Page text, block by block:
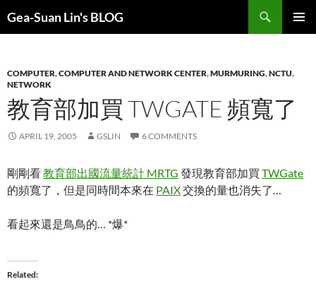
Gea-Suan Lin's BLOG
COMPUTER,COMPUTER AND NETWORK CENTER,MURMURING,NCTU,
NETWORK
教育部加買 TWGATE 頻寬了
APRIL 19, 2005 GSLIN 6 COMMENTS
剛剛看教育部出國流量統計 MRTG 發現教育部加買 TWGate
的頻寬了，但是同時間本來在 PAIX交換的量也消失了…
看起來還是鳥鳥的… *爆*
Related